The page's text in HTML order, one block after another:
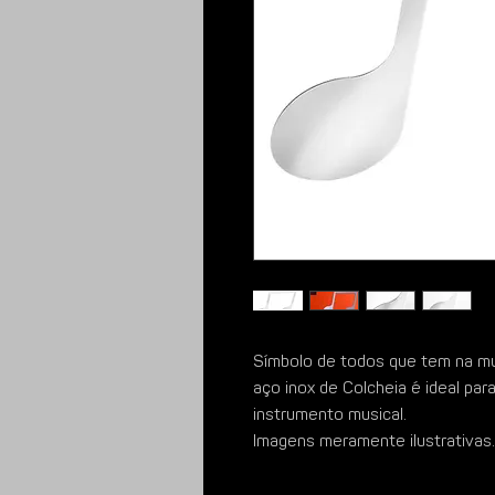
Símbolo de todos que tem na
aço inox de Colcheia é ideal
instrumento musical.
Imagens meramente ilustrativas.